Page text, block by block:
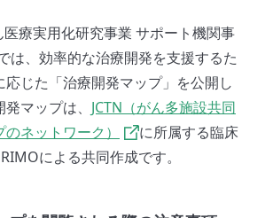
療実用化研究事業 サポート機関事
は、効率的な治療開発を支援するた
じた「治療開発マップ」を公開し
マップは、 JCTN（がん多施設共同
ネットワーク）
に所属する臨床
による共同作成です。